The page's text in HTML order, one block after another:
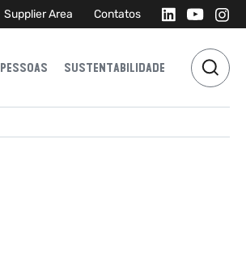
Supplier Area Contatos
PESSOAS SUSTENTABILIDADE